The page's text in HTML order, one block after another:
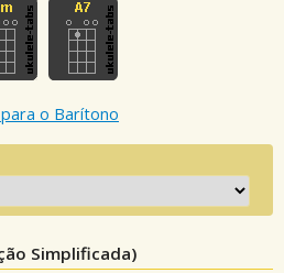
o Barítono
Simplificada)